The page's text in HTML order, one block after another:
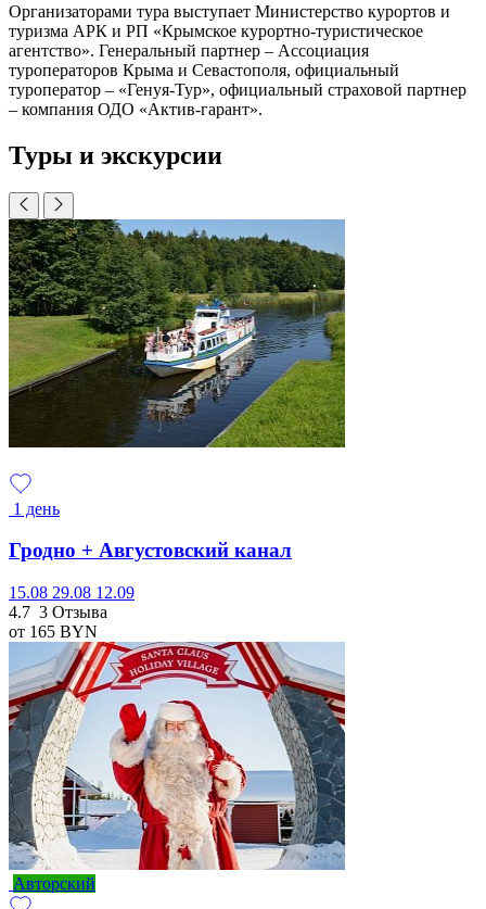
Организаторами тура выступает Министерство курортов и
туризма АРК и РП «Крымское курортно-туристическое
агентство». Генеральный партнер – Ассоциация
туроператоров Крыма и Севастополя, официальный
туроператор – «Генуя-Тур», официальный страховой партнер
– компания ОДО «Актив-гарант».
Туры и экскурсии
1 день
Гродно + Августовский канал
15.08 29.08 12.09
4.7 3 Отзыва
от 165 BYN
Авторский